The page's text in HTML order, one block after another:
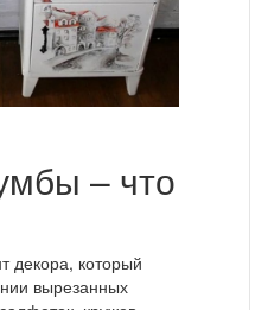
– что
декора, который
вырезанных